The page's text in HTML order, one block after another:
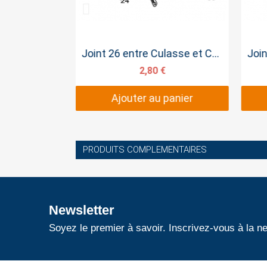
Aperçu rapide Joint 26 entre Culasse et Carburateur
2,80 €
Ajouter au panier
PRODUITS COMPLEMENTAIRES
Newsletter
Soyez le premier à savoir. Inscrivez-vous à la